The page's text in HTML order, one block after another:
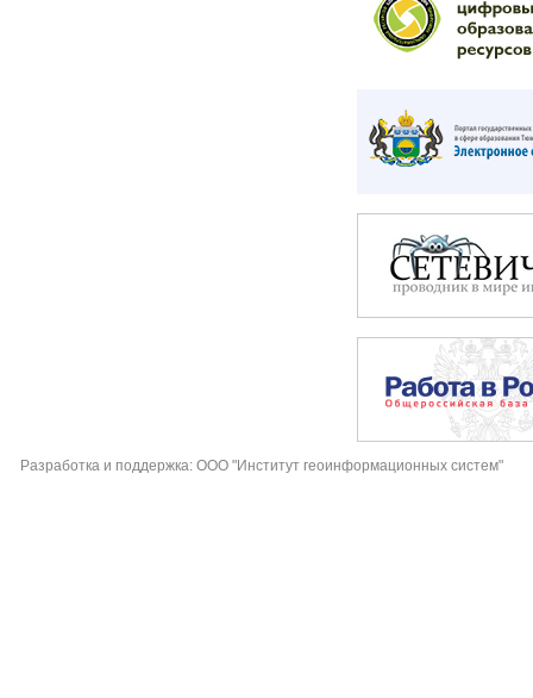
Разработка и поддержка: ООО "Институт геоинформационных систем"